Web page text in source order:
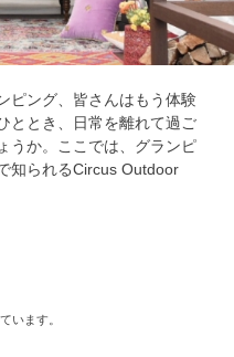
ピング、皆さんはもう体験
ととき、日常を離れて過ご
うか。ここでは、グランピ
知られるCircus Outdoor
います。